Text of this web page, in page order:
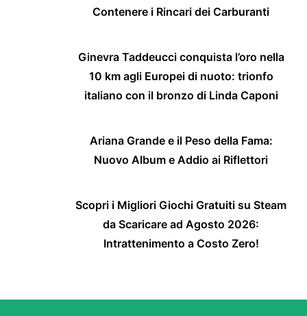
Contenere i Rincari dei Carburanti
Ginevra Taddeucci conquista l’oro nella
10 km agli Europei di nuoto: trionfo
italiano con il bronzo di Linda Caponi
Ariana Grande e il Peso della Fama:
Nuovo Album e Addio ai Riflettori
Scopri i Migliori Giochi Gratuiti su Steam
da Scaricare ad Agosto 2026:
Intrattenimento a Costo Zero!